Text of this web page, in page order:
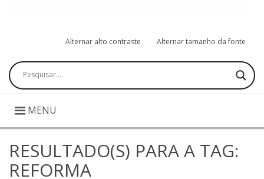
Alternar alto contraste Alternar tamanho da fonte
Pesquisar
MENU
RESULTADO(S) PARA A TAG:
REFORMA